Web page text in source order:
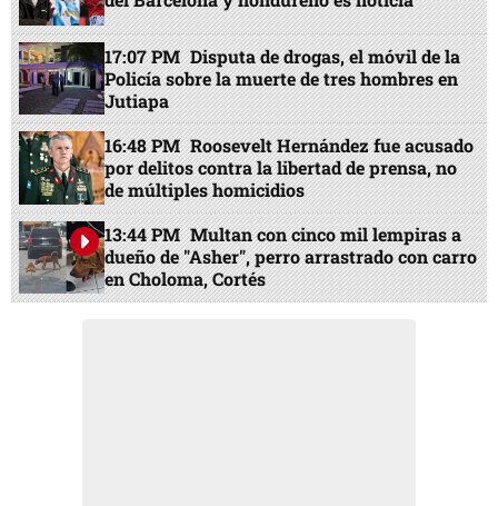
17:07 PM Disputa de drogas, el móvil de la
Policía sobre la muerte de tres hombres en
Jutiapa
16:48 PM Roosevelt Hernández fue acusado
por delitos contra la libertad de prensa, no
de múltiples homicidios
13:44 PM Multan con cinco mil lempiras a
dueño de "Asher", perro arrastrado con carro
en Choloma, Cortés